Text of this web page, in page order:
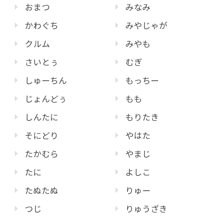
おまつ
かわぐち
クルム
さいとぅ
しゅーちん
じょんどぅ
しんたに
そにどり
たかむら
たに
たぬたぬ
つじ
みなみ
みやじゃが
みやも
むぎ
もっちー
もも
もりたき
やはた
やまじ
よしこ
りゅー
りゅうざき